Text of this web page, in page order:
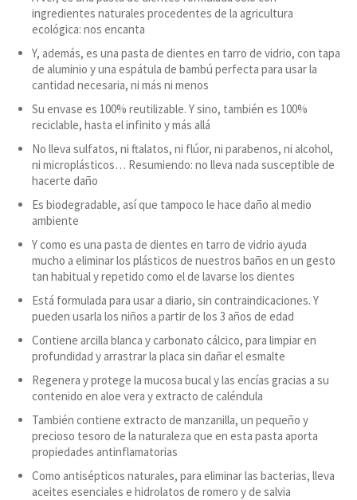
ingredientes naturales procedentes de la agricultura
ecológica: nos encanta
Y, además, es una pasta de dientes en tarro de vidrio, con tapa
de aluminio y una espátula de bambú perfecta para usar la
cantidad necesaria, ni más ni menos
Su envase es 100% reutilizable. Y sino, también es 100%
reciclable, hasta el infinito y más allá
No lleva sulfatos, ni ftalatos, ni flúor, ni parabenos, ni alcohol,
ni microplásticos… Resumiendo: no lleva nada susceptible de
hacerte daño
Es biodegradable, así que tampoco le hace daño al medio
ambiente
Y como es una pasta de dientes en tarro de vidrio ayuda
mucho a eliminar los plásticos de nuestros baños en un gesto
tan habitual y repetido como el de lavarse los dientes
Está formulada para usar a diario, sin contraindicaciones. Y
pueden usarla los niños a partir de los 3 años de edad
Contiene arcilla blanca y carbonato cálcico, para limpiar en
profundidad y arrastrar la placa sin dañar el esmalte
Regenera y protege la mucosa bucal y las encías gracias a su
contenido en aloe vera y extracto de caléndula
También contiene extracto de manzanilla, un pequeño y
precioso tesoro de la naturaleza que en esta pasta aporta
propiedades antinflamatorias
Como antisépticos naturales, para eliminar las bacterias, lleva
aceites esenciales e hidrolatos de romero y de salvia